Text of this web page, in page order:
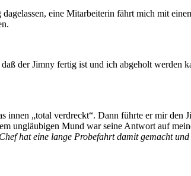
eine Mitarbeiterin fährt mich mit
der Jimny fertig ist und ich abgeholt
innen „total verdreckt“. Dann führte er mir
ungläubigen Mund war seine Antwort auf
Chef hat eine lange Probefahrt damit gemacht